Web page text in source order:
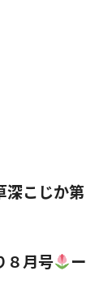
深こじか第
８月号
ー